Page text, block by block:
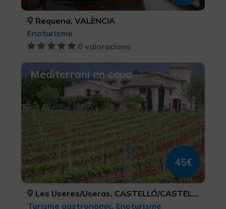
Requena, VALÈNCIA
Enoturisme
0 valoracions
Mediterrani en copa
45€
Les Useres/Useras, CASTELLÓ/CASTELLÓN
Turisme gastronòmic, Enoturisme